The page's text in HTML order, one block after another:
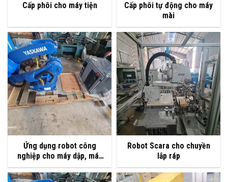
Cấp phôi cho máy tiện
Cấp phôi tự động cho máy
mài
Ứng dụng robot công
nghiệp cho máy dập, máy
tiện, máy phay và các máy
gia công khác
Robot Scara cho chuyền
lắp ráp